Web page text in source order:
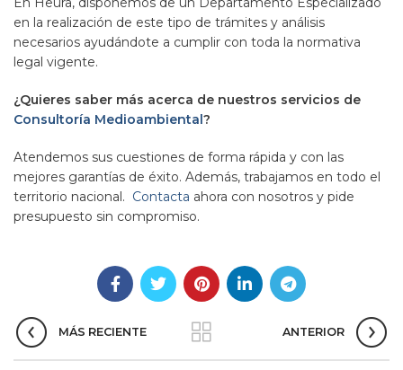
en la realización de este tipo de trámites y análisis
necesarios ayudándote a cumplir con toda la normativa
legal vigente.
¿Quieres saber más acerca de nuestros servicios de
Consultoría Medioambiental?
Atendemos sus cuestiones de forma rápida y con las
mejores garantías de éxito. Además, trabajamos en todo el
territorio nacional. Contacta ahora con nosotros y pide
presupuesto sin compromiso.
MÁS RECIENTE ANTERIOR